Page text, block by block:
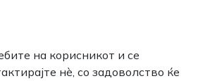
на корисникот и се
нѐ, со задоволство ќе